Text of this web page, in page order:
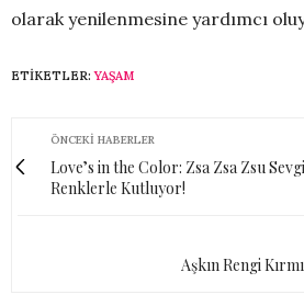
olarak yenilenmesine yardımcı
ETIKETLER:YAŞAM
ÖNCEKI HABERLER
Love’s in the Color: Zsa Zsa Zsu
Renklerle Kutluyor!
Aşkın Rengi